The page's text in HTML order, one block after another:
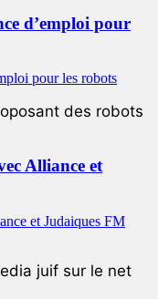
d’emploi pour
des robots
Alliance et
juif sur le net